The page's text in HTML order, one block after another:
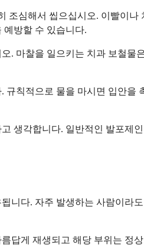
심해서 씹으십시오. 이빨이
예방할 수 있습니다.
. 마찰을 일으키는 치과 보철
칙적으로 물을 마시면 입안을
생각합니다. 일반적인 발포제
니다. 자주 발생하는 사람이라
답게 재생되고 해당 부위는 정